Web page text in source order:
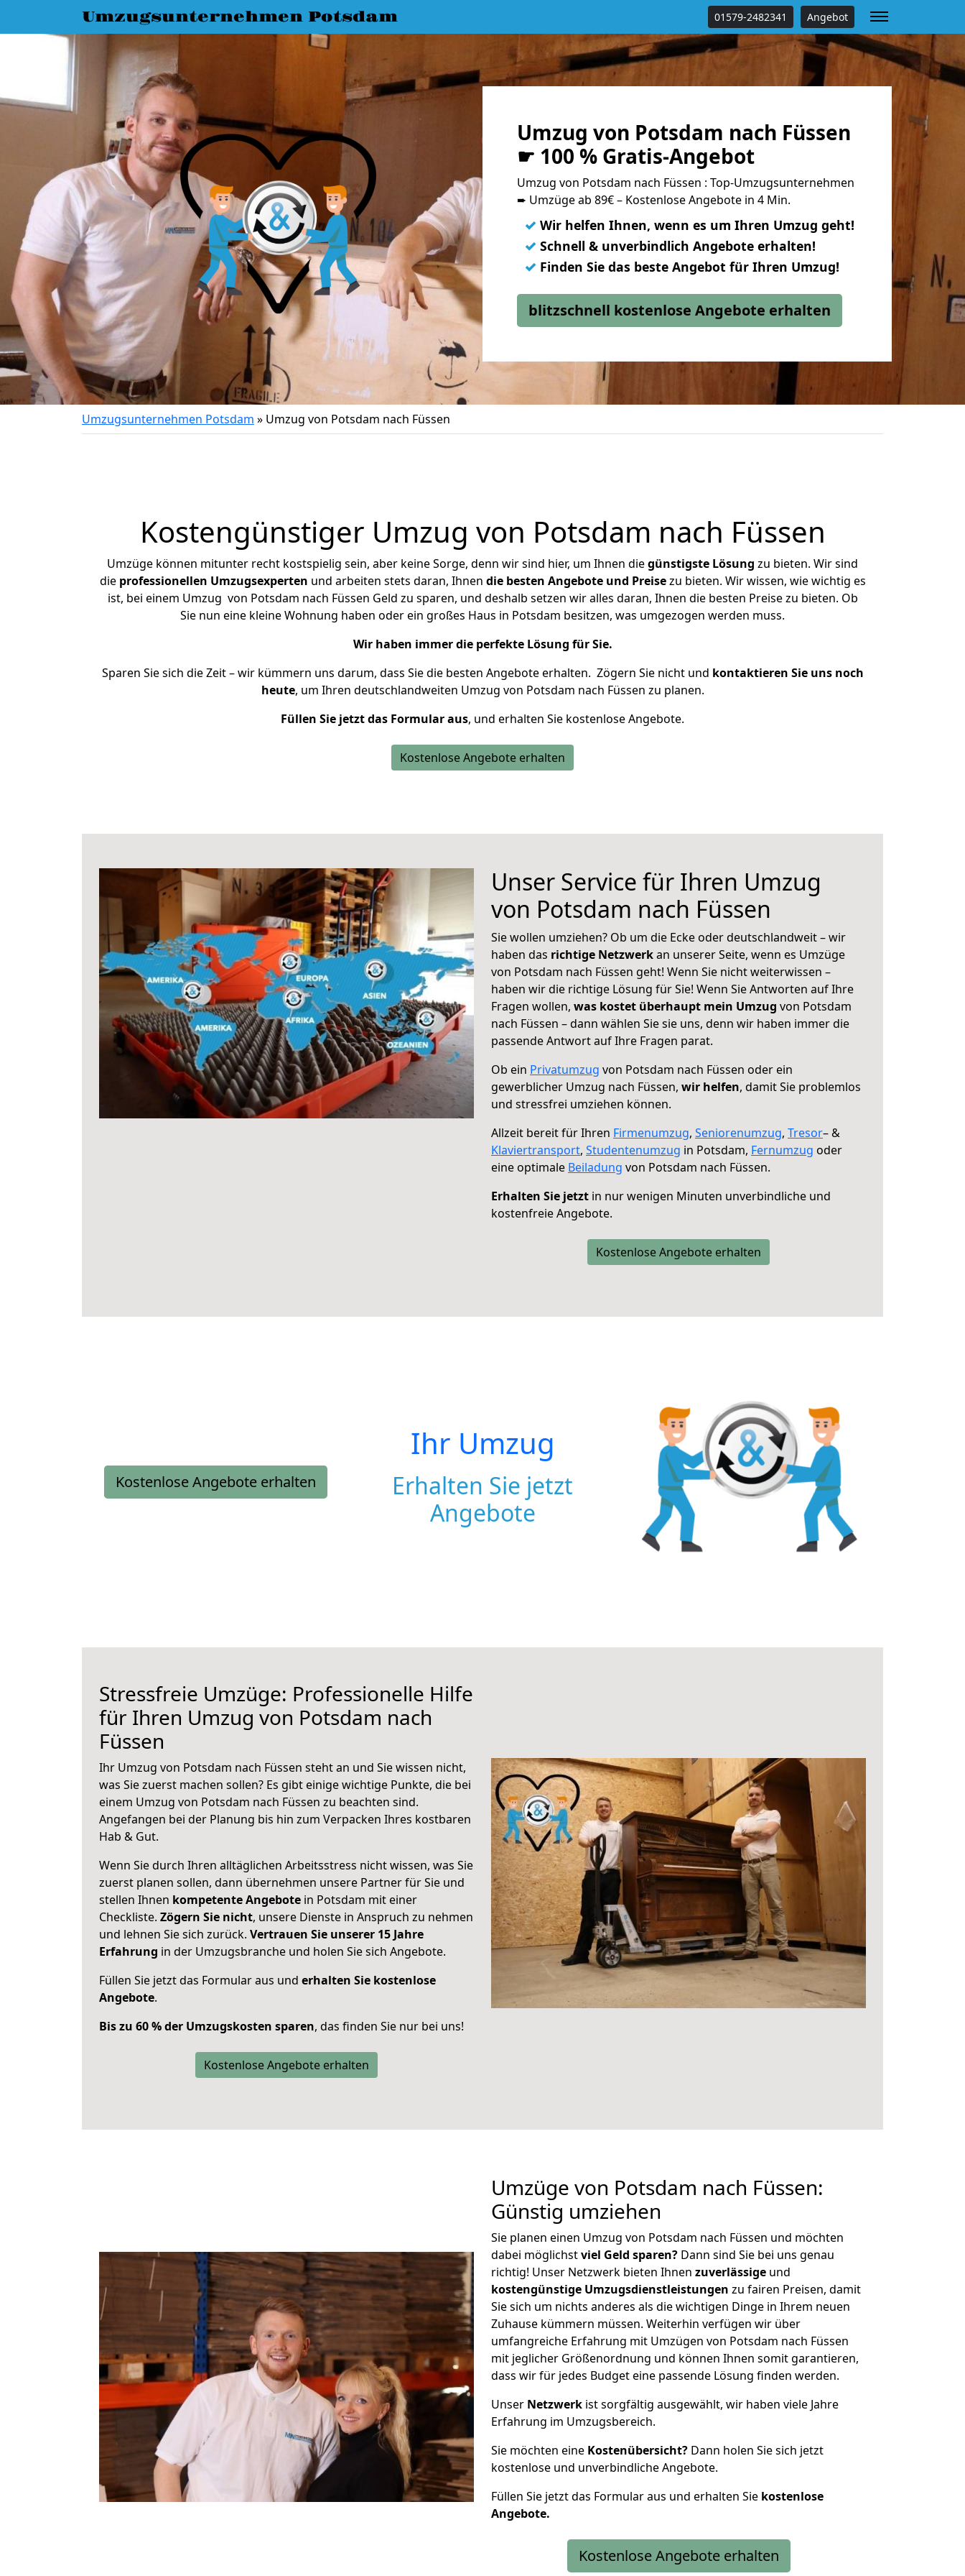
Umzugsunternehmen Potsdam 01579-2482341 Angebot
Umzug von Potsdam nach Füssen
☛ 100 % Gratis-Angebot
Umzug von Potsdam nach Füssen : Top-Umzugsunternehmen
➨ Umzüge ab 89€ – Kostenlose Angebote in 4 Min.
✓ Wir helfen Ihnen, wenn es um Ihren Umzug geht!
✓ Schnell & unverbindlich Angebote erhalten!
✓ Finden Sie das beste Angebot für Ihren Umzug!
blitzschnell kostenlose Angebote erhalten
Umzugsunternehmen Potsdam » Umzug von Potsdam nach Füssen
Kostengünstiger Umzug von Potsdam nach Füssen
Umzüge können mitunter recht kostspielig sein, aber keine Sorge, denn wir sind hier, um Ihnen diegünstigste Lösung zu bieten. Wir sind
die professionellen Umzugsexperten und arbeiten stets daran, Ihnen die besten Angebote und Preisezu bieten. Wir wissen, wie wichtig es
ist, bei einem Umzug von Potsdam nach Füssen Geld zu sparen, und deshalb setzen wir alles daran, Ihnen die besten Preise zu bieten. Ob
Sie nun eine kleine Wohnung haben oder ein großes Haus in Potsdam besitzen, was umgezogen werden muss.
Wir haben immer die perfekte Lösung für Sie.
Sparen Sie sich die Zeit – wir kümmern uns darum, dass Sie die besten Angebote erhalten. Zögern Sie nicht und kontaktieren Sie uns noch
heute, um Ihren deutschlandweiten Umzug von Potsdam nach Füssen zu planen.
Füllen Sie jetzt das Formular aus, und erhalten Sie kostenlose Angebote.
Kostenlose Angebote erhalten
Unser Service für Ihren Umzug
von Potsdam nach Füssen
Sie wollen umziehen? Ob um die Ecke oder deutschlandweit – wir
haben das richtige Netzwerkan unserer Seite, wenn es Umzüge
von Potsdam nach Füssen geht! Wenn Sie nicht weiterwissen –
haben wir die richtige Lösung für Sie! Wenn Sie Antworten auf Ihre
Fragen wollen, was kostet überhaupt mein Umzug von Potsdam
nach Füssen – dann wählen Sie sie uns, denn wir haben immer die
passende Antwort auf Ihre Fragen parat.
Ob ein Privatumzug von Potsdam nach Füssen oder ein
gewerblicher Umzug nach Füssen, wir helfen, damit Sie problemlos
und stressfrei umziehen können.
Allzeit bereit für Ihren Firmenumzug, Seniorenumzug, Tresor– &
Klaviertransport, Studentenumzug in Potsdam, Fernumzug oder
eine optimale Beiladung von Potsdam nach Füssen.
Erhalten Sie jetzt in nur wenigen Minuten unverbindliche und
kostenfreie Angebote.
Kostenlose Angebote erhalten
Kostenlose Angebote erhalten
Ihr Umzug
Erhalten Sie jetzt
Angebote
Stressfreie Umzüge: Professionelle Hilfe
für Ihren Umzug von Potsdam nach
Füssen
Ihr Umzug von Potsdam nach Füssen steht an und Sie wissen nicht,
was Sie zuerst machen sollen? Es gibt einige wichtige Punkte, die bei
einem Umzug von Potsdam nach Füssen zu beachten sind.
Angefangen bei der Planung bis hin zum Verpacken Ihres kostbaren
Hab & Gut.
Wenn Sie durch Ihren alltäglichen Arbeitsstress nicht wissen, was Sie
zuerst planen sollen, dann übernehmen unsere Partner für Sie und
stellen Ihnen kompetente Angebote in Potsdam mit einer
Checkliste. Zögern Sie nicht, unsere Dienste in Anspruch zu nehmen
und lehnen Sie sich zurück. Vertrauen Sie unserer 15 Jahre
Erfahrung in der Umzugsbranche und holen Sie sich Angebote.
Füllen Sie jetzt das Formular aus und erhalten Sie kostenlose
Angebote.
Bis zu 60 % der Umzugskosten sparen, das finden Sie nur bei uns!
Kostenlose Angebote erhalten
Umzüge von Potsdam nach Füssen:
Günstig umziehen
Sie planen einen Umzug von Potsdam nach Füssen und möchten
dabei möglichstviel Geld sparen? Dann sind Sie bei uns genau
richtig! Unser Netzwerk bieten Ihnen zuverlässige und
kostengünstige Umzugsdienstleistungen zu fairen Preisen, damit
Sie sich um nichts anderes als die wichtigen Dinge in Ihrem neuen
Zuhause kümmern müssen. Weiterhin verfügen wir über
umfangreiche Erfahrung mit Umzügen von Potsdam nach Füssen
mit jeglicher Größenordnung und können Ihnen somit garantieren,
dass wir für jedes Budget eine passende Lösung finden werden.
Unser Netzwerk ist sorgfältig ausgewählt, wir haben viele Jahre
Erfahrung im Umzugsbereich.
Sie möchten eine Kostenübersicht? Dann holen Sie sich jetzt
kostenlose und unverbindliche Angebote.
Füllen Sie jetzt das Formular aus und erhalten Sie kostenlose
Angebote.
Kostenlose Angebote erhalten